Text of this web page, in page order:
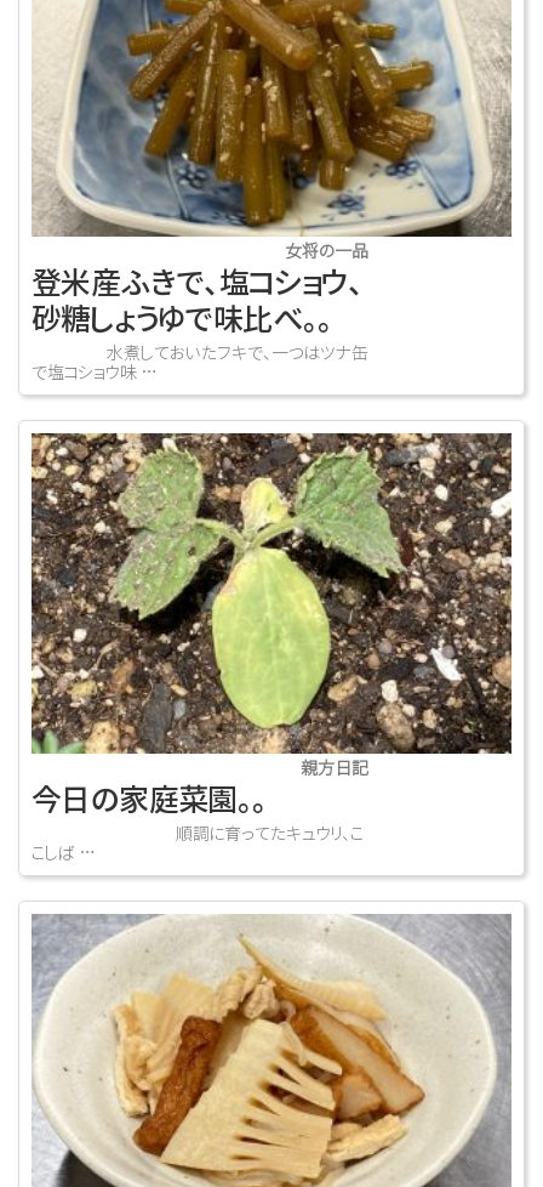
女将の一品
登米産ふきで、塩コショウ、
砂糖しょうゆで味比べ。。
水煮しておいたフキで、一つはツナ缶
で塩コショウ味 …
親方日記
今日の家庭菜園。。
順調に育ってたキュウリ、こ
こしば …